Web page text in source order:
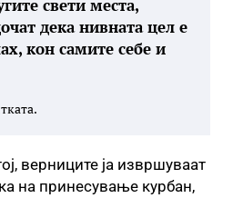
свети места,
дека нивната цел е
кон самите себе и
верниците ја извршуваат
на принесување курбан,